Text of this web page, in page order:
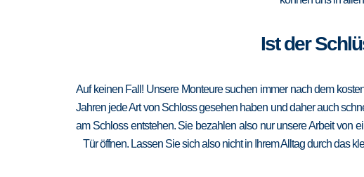
Ist der
Auf keinen Fall! Unsere Monteure suchen immer nach dem
Jahren jede Art von Schloss gesehen haben und daher auch
am Schloss entstehen. Sie bezahlen also nur unsere Arbeit von
Tür öffnen. Lassen Sie sich also nicht in Ihrem Alltag durch das